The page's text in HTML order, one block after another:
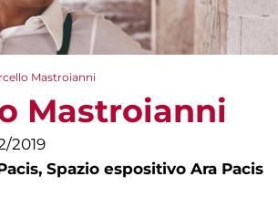
Mastroianni
Mastroianni
2019
Spazio espositivo Ara Pacis